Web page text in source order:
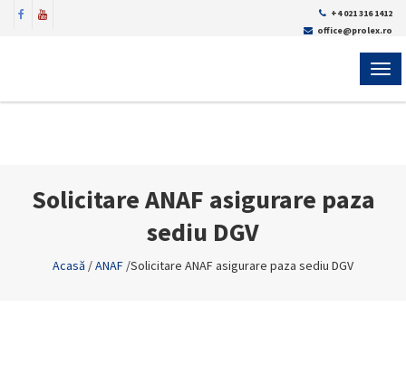
+4 021 316 1412
office@prolex.ro
Solicitare ANAF asigurare paza
sediu DGV
Acasă /ANAF /Solicitare ANAF asigurare paza sediu DGV